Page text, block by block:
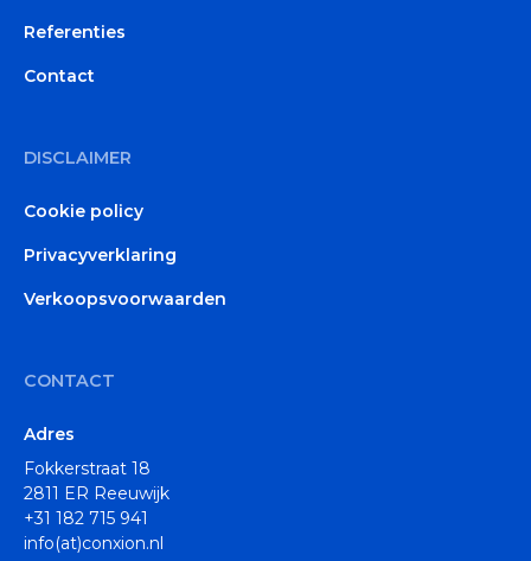
Referenties
Contact
DISCLAIMER
Cookie policy
Privacyverklaring
Verkoopsvoorwaarden
CONTACT
Adres
Fokkerstraat 18
2811 ER Reeuwijk
+31 182 715 941
info(at)conxion.nl